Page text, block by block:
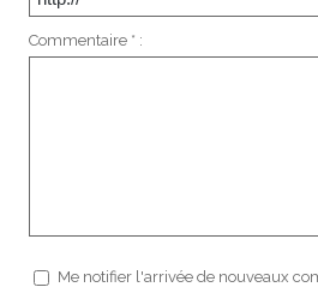
Commentaire * :
Me notifier l'arrivée de nouveaux